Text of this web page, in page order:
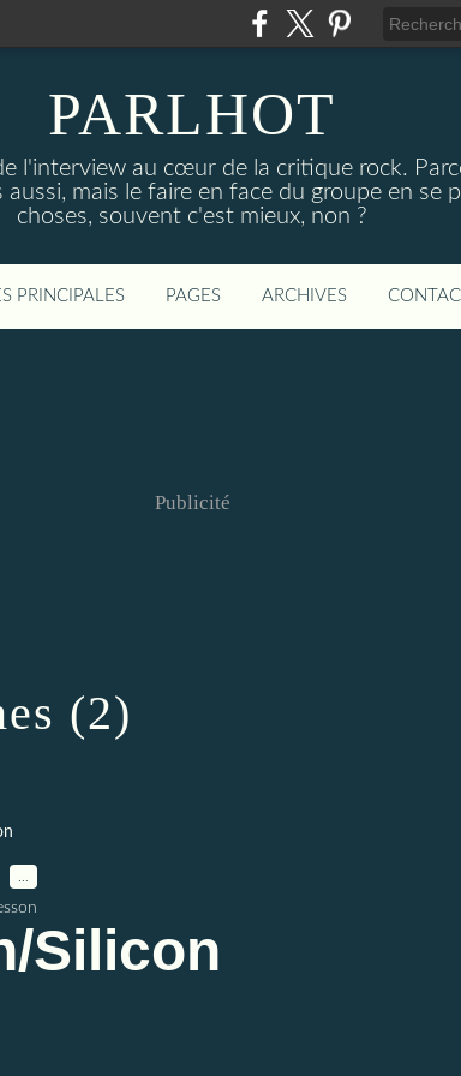
PARLHOT
l'interview au cœur de la critique rock.
mais le faire en face du groupe en se
choses, souvent c'est mieux, non ?
PRINCIPALES PAGES ARCHIVES
Publicité
(2)
Silicon